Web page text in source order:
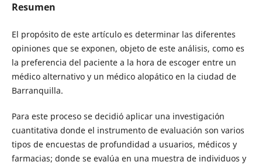
Resumen
El propósito de este artículo es determinar las diferentes
opiniones que se exponen, objeto de este análisis, como es
la preferencia del paciente a la hora de escoger entre un
médico alternativo y un médico alopático en la ciudad de
Barranquilla.
Para este proceso se decidió aplicar una investigación
cuantitativa donde el instrumento de evaluación son varios
tipos de encuestas de profundidad a usuarios, médicos y
farmacias; donde se evalúa en una muestra de individuos y